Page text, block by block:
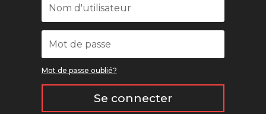
Mot de passe oublié?
Se connecter